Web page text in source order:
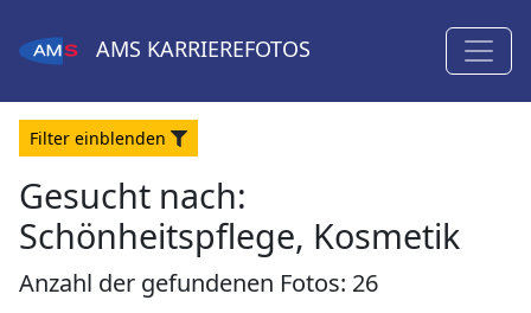
AMS KARRIEREFOTOS
Filter einblenden
Gesucht nach:
Schönheitspflege, Kosmetik
Anzahl der gefundenen Fotos: 26